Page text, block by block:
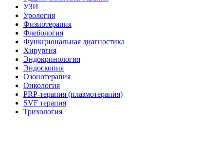
УЗИ
Урология
Физиотерапия
Флебология
Функциональная диагностика
Хирургия
Эндокринология
Эндоскопия
Озонотерапия
Онкология
PRP-терапия (плазмотерапия)
SVF терапия
Трихология